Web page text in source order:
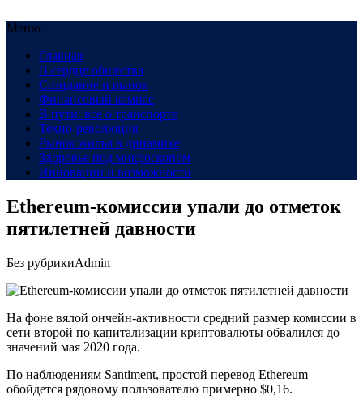
Меню
Главная
В сердце общества
Созидание и рынок
Финансовый компас
В пути: все о транспорте
Техно-революция
Рынок жилья в динамике
Здоровье под микроскопом
Инновации и возможности
Ethereum-комиссии упали до отметок
пятилетней давности
Без рубрикиAdmin
На фоне вялой ончейн-активности средний размер комиссии в
сети второй по капитализации криптовалюты обвалился до
значений мая 2020 года.
По наблюдениям Santiment, простой перевод Ethereum
обойдется рядовому пользователю примерно $0,16.